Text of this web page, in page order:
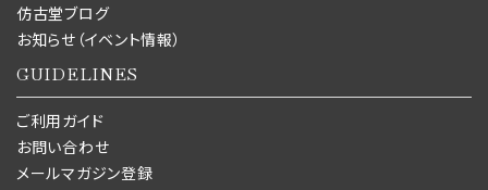
仿古堂ブログ
お知らせ（イベント情報）
GUIDELINES
ご利用ガイド
お問い合わせ
メールマガジン登録